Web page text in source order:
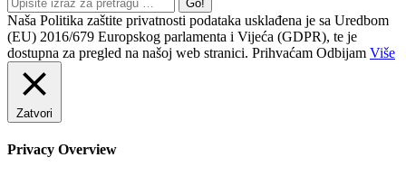
Naša Politika zaštite privatnosti podataka usklađena je sa Uredbom
(EU) 2016/679 Europskog parlamenta i Vijeća (GDPR), te je
dostupna za pregled na našoj web stranici. Prihvaćam Odbijam Više
Zatvori
Privacy Overview